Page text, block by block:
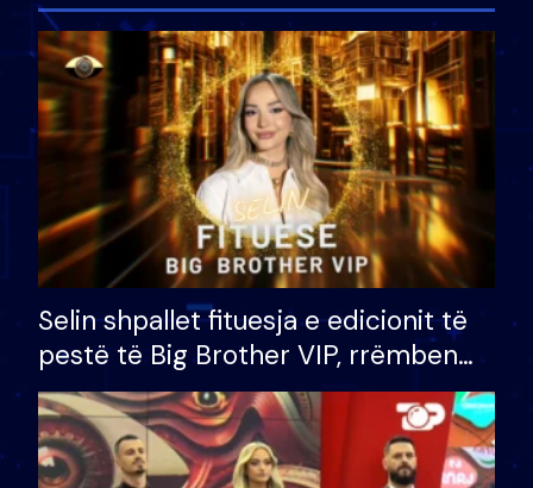
Selin shpallet fituesja e edicionit të
pestë të Big Brother VIP, rrëmben
çmimin e madh prej 100 mijë eurosh